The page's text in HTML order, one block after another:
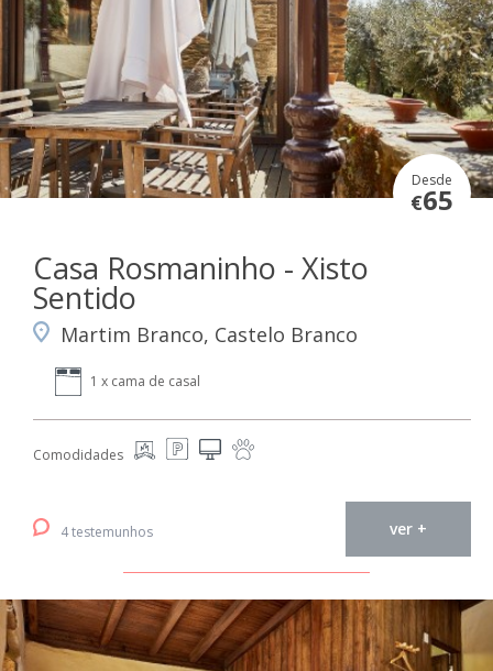
Desde
€65
Casa Rosmaninho - Xisto
Sentido
Martim Branco, Castelo Branco
1 x cama de casal
Comodidades
4 testemunhos ver +